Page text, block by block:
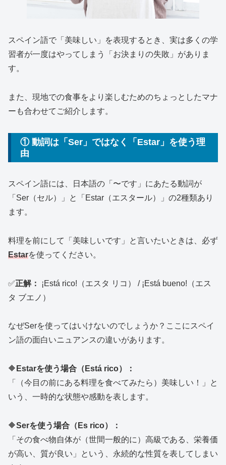
スペイン語で「美味しい」を表現するとき、実は多くの学
習者が一度はやってしまう「お決まりの失敗」がありま
す。
また、現地での食事をより楽しむためのちょっとしたマナ
ーも合わせてご紹介します。
① 動詞は「Ser」ではなく「Estar」を使う理
由
スペイン語には、日本語の「〜です」にあたる動詞が
「Ser（セル）」と「Estar（エスタール）」の2種類あり
ます。
料理を前にして「美味しいです」と言いたいときは、必ず
Estarを使ってください。
✅正解：
¡Está rico!（エスタ リコ） / ¡Está bueno!（エス
タ ブエノ）
なぜSerを使ってはいけないのでしょうか？ここにスペイ
ン語の面白いニュアンスの違いがあります。
🔶 Estarを使う場合（Está rico）：
「（今目の前にある料理を食べてみたら）美味しい！」と
いう、一時的な状態や感動を表します。
🔶Serを使う場合（Es rico）：
「その食べ物自体が（世間一般的に）高級である、栄養価
が高い、質が良い」という、永続的な性質を表してしまい